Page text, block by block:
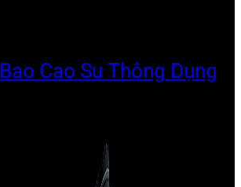
Bao Cao Su Thông Dụng